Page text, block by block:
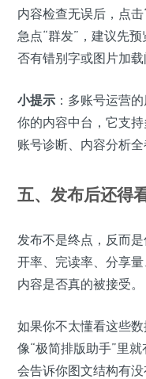
内容检查无误后，点
急点“群发”，建议先
否有错别字或图片加载
小提示 ：多账号运营
你的内容中台，它支持
账号诊断、内容分析全
五、发布后还得
发布不是终点，反而
开率、完读率、分享
内容是否真的被接受。
如果你不太懂看这些数
像“极简排版助手”里
会告诉你图文结构有